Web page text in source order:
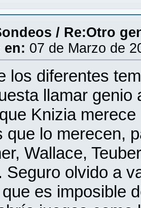
/ Re:Otro
en: 07 de Marzo de
los diferentes
llamar genio
Knizia
que lo merecen,
Wallace,
Seguro olvido a
es imposible